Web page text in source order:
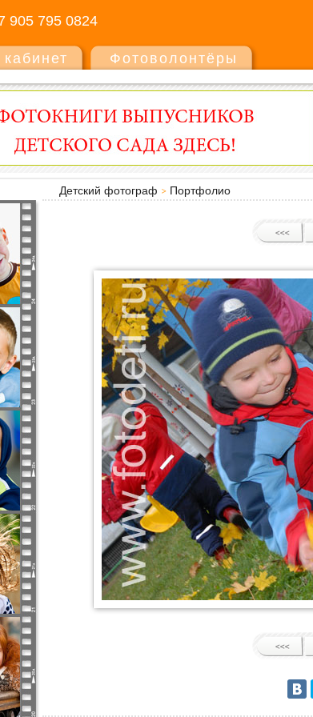
905 795 0824
Фотоволонтёры
Детский фотограф
Портфолио